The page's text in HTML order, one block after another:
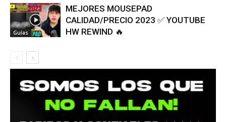
Guías
MEJORES MOUSEPAD
CALIDAD/PRECIO 2023 ✅ YOUTUBE
HW REWIND 🔥